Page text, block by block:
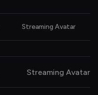
Streaming Avatar
Streaming Avatar